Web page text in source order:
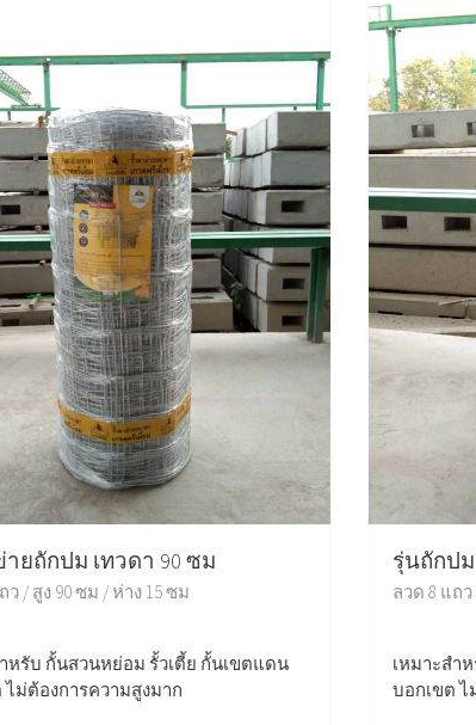
ยถักปม เทวดา 90 ซม
ว / สูง 90 ซม / ห่าง 15 ซม
หรับ กั้นสวนหย่อม รั้วเตี้ย กั้นเขตแดน
ไม่ต้องการความสูงมาก
รุ่นถักป
ลวด 8 แถว
เหมาะสำ
บอกเขต ไ